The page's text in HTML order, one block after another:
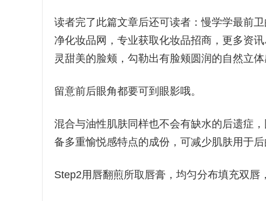
读者完了此篇文章后还可读者：慢学学最前
净化妆品网，专业获取化妆品招商，更多资
灵甜美的脸颊，勾勒出有脸颊圆润的自然立体
留意前后眼角都要可到眼影哦。
混合与油性肌肤同样也不会有缺水的后遗症
备多重愉悦感特点的成份，可减少肌肤用于后
Step2用唇翻煎所取唇膏，均匀分布填充双唇